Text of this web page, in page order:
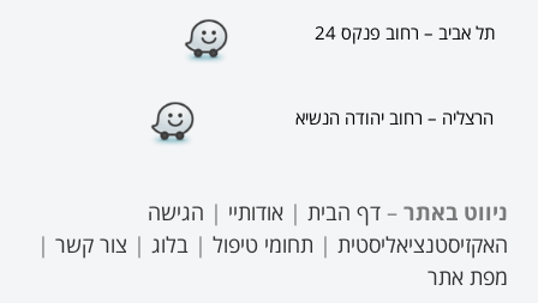
תל אביב – רחוב פנקס 24
הרצליה – רחוב יהודה הנשיא
ניווט באתר – דף הבית | אודותיי | הגישה
האקזיסטנציאליסטית | תחומי טיפול | בלוג | צור קשר |
מפת אתר